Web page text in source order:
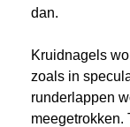
dan.
Kruidnagels
zoals in
runderlappen
meegetrokken.